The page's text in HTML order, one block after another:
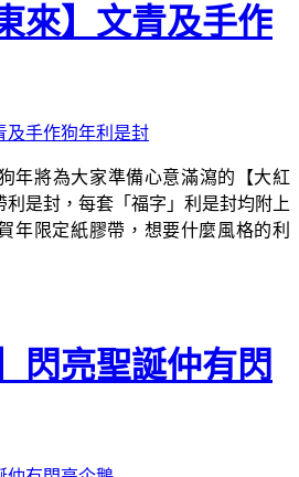
來】文青及手作
年將為大家準備心意滿瀉的【大紅
利是封，每套「福字」利是封均附上
年限定紙膠帶，想要什麼風格的利
閃亮聖誕仲有閃